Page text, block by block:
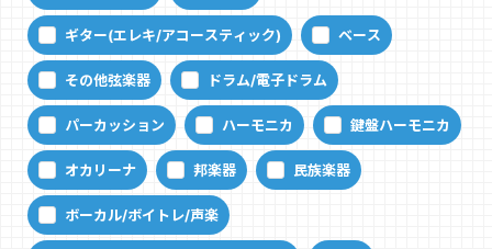
ギター(エレキ/アコースティック) ベース
その他弦楽器 ドラム/電子ドラム
パーカッション ハーモニカ 鍵盤ハーモニカ
オカリーナ 邦楽器 民族楽器
ボーカル/ボイトレ/声楽